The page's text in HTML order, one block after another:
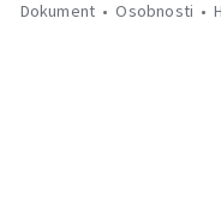
Dokument
Osobnosti